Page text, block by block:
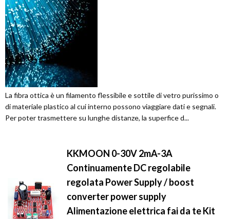
La fibra ottica è un filamento flessibile e sottile di vetro purissimo o
di materiale plastico al cui interno possono viaggiare dati e segnali.
Per poter trasmettere su lunghe distanze, la superfice d...
KKMOON 0-30V 2mA-3A
Continuamente DC regolabile
regolata Power Supply / boost
converter power supply
Alimentazione elettrica fai da te Kit